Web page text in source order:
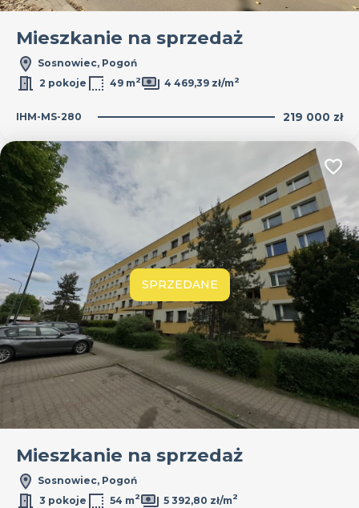
Mieszkanie na sprzedaż
Sosnowiec, Pogoń
2 pokoje
49 m2 4 469,39 zł/m2
IHM-MS-280 219 000 zł
SPRZEDANE
Mieszkanie na sprzedaż
Sosnowiec, Pogoń
3 pokoje
54 m2 5 392,80 zł/m2